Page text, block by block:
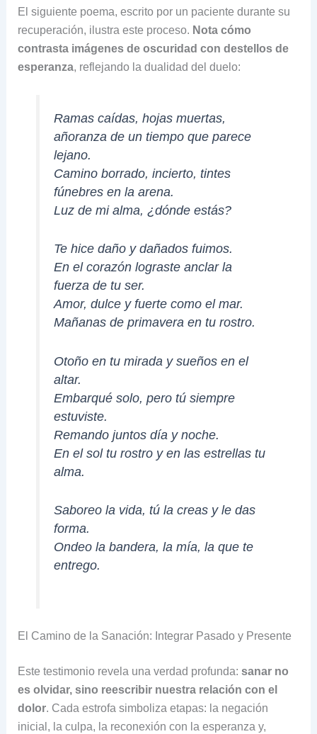
El siguiente poema, escrito por un paciente durante su
recuperación, ilustra este proceso. Nota cómo
contrasta imágenes de oscuridad con destellos de
esperanza, reflejando la dualidad del duelo:
Ramas caídas, hojas muertas,
añoranza de un tiempo que parece
lejano.
Camino borrado, incierto, tintes
fúnebres en la arena.
Luz de mi alma, ¿dónde estás?
Te hice daño y dañados fuimos.
En el corazón lograste anclar la
fuerza de tu ser.
Amor, dulce y fuerte como el mar.
Mañanas de primavera en tu rostro.
Otoño en tu mirada y sueños en el
altar.
Embarqué solo, pero tú siempre
estuviste.
Remando juntos día y noche.
En el sol tu rostro y en las estrellas tu
alma.
Saboreo la vida, tú la creas y le das
forma.
Ondeo la bandera, la mía, la que te
entrego.
El Camino de la Sanación: Integrar Pasado y Presente
Este testimonio revela una verdad profunda: sanar no
es olvidar, sino reescribir nuestra relación con el
dolor. Cada estrofa simboliza etapas: la negación
inicial, la culpa, la reconexión con la esperanza y,